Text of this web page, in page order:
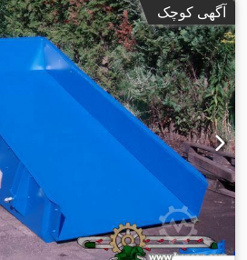
آگهی کوچک